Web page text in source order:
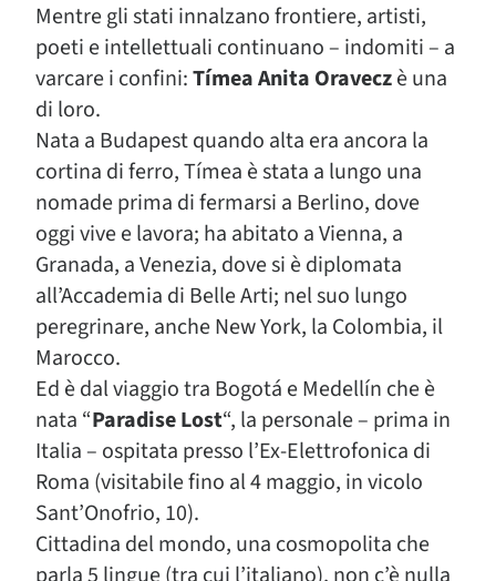
Mentre gli stati innalzano frontiere, artisti,
poeti e intellettuali continuano – indomiti – a
varcare i confini:Tímea Anita Oraveczè una
di loro.
Nata a Budapest quando alta era ancora la
cortina di ferro, Tímea è stata a lungo una
nomade prima di fermarsi a Berlino, dove
oggi vive e lavora; ha abitato a Vienna, a
Granada, a Venezia, dove si è diplomata
all’Accademia di Belle Arti; nel suo lungo
peregrinare, anche New York, la Colombia, il
Marocco.
Ed è dal viaggio tra Bogotá e Medellín che è
nata “Paradise Lost“, la personale – prima in
Italia – ospitata presso l’Ex-Elettrofonica di
Roma (visitabile fino al 4 maggio, in vicolo
Sant’Onofrio, 10).
Cittadina del mondo, una cosmopolita che